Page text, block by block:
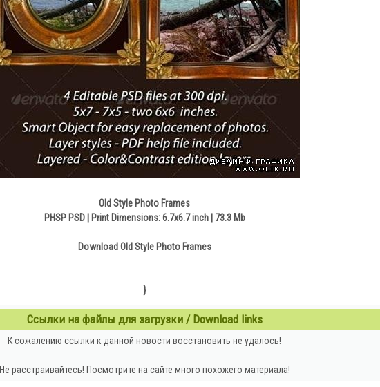
Old Style Photo Frames
PHSP PSD | Print Dimensions: 6.7x6.7 inch | 73.3 Mb
Download Old Style Photo Frames
}
Ссылки на файлы для загрузки / Download links
К сожалению ссылки к данной новости восстановить не удалось!
Не расстраивайтесь! Посмотрите на сайте много похожего материала!